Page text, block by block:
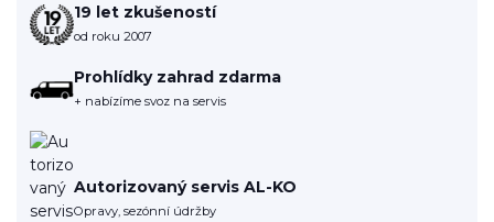
19 let zkušeností
od roku 2007
Prohlídky zahrad zdarma
+ nabízíme svoz na servis
Autorizovaný servis AL-KO
Opravy, sezónní údržby